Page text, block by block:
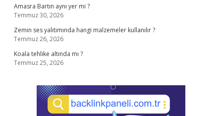
Amasra Bartın aynı yer mi ?
Temmuz 30, 2026
Zemin ses yalıtımında hangi malzemeler kullanılır ?
Temmuz 26, 2026
Koala tehlike altında mı ?
Temmuz 25, 2026